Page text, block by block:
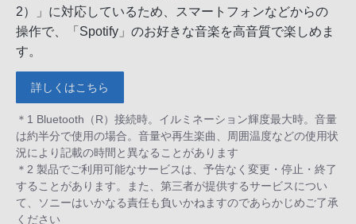
2）」に対応しているため、スマートフォンなどからの
操作で、「Spotify」のお好きな音楽を高音質で楽しめま
す。
詳しくはこちら
＊1 Bluetooth（R）接続時。イルミネーション輝度最大時。音量
は約半分で使用の場合。音量や再生楽曲、周囲温度などの使用状
況により記載の時間と異なることがあります
＊2 製品でご利用可能なサービスは、予告なく変更・停止・終了
することがあります。また、第三者が提供するサービスについ
て、ソニーはいかなる責任も負いかねますのであらかじめご了承
ください